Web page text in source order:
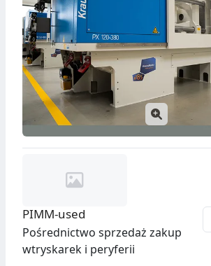
PIMM-used
Pośrednictwo sprzedaż zakup
wtryskarek i peryferii